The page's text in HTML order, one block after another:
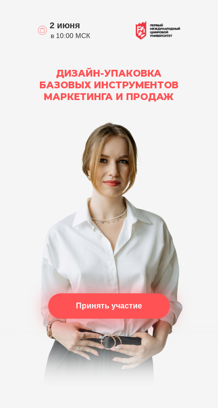
ДИЗАЙН-УПАКОВКА
БАЗОВЫХ ИНСТРУМЕНТОВ
МАРКЕТИНГА И ПРОДАЖ
Принять участие
в 10:00 МСК
2 июня